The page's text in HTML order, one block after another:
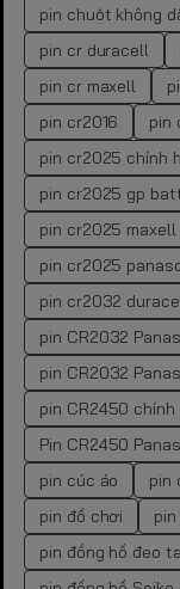
pin chuột không
pin cr duracell
pin cr maxell
pin cr2016
pin
pin cr2025 chính
pin cr2025 gp
pin cr2025 maxell
pin cr2025
pin cr2032
pin CR2032
pin CR2032
pin CR2450 chính
Pin CR2450
pin cúc áo
pin
pin đồ chơi
pin đồng hồ đeo